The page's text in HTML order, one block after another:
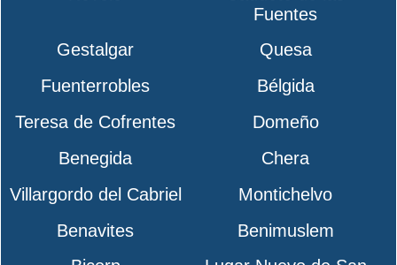
Fuentes
Gestalgar
Quesa
Fuenterrobles
Bélgida
Teresa de Cofrentes
Domeño
Benegida
Chera
Villargordo del Cabriel
Montichelvo
Benavites
Benimuslem